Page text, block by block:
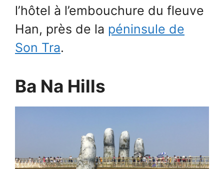
l’hôtel à l’embouchure du fleuve
Han, près de la péninsule de
Son Tra.
Ba Na Hills